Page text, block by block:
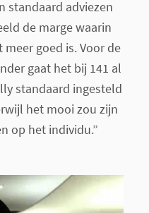
standaard adviezen
de marge waarin
goed is. Voor de
gaat het bij 141 al
standaard ingesteld
het mooi zou zijn
op het individu.”